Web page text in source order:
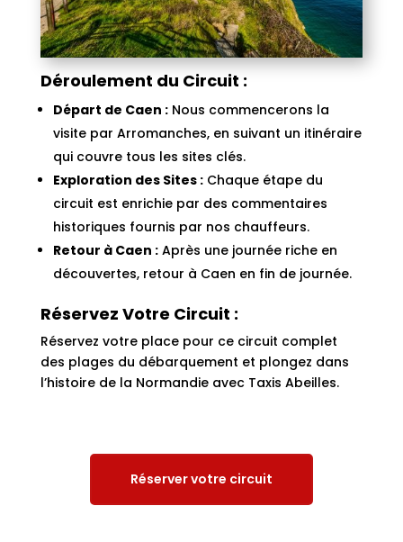
Déroulement du Circuit :
Départ de Caen :Nous commencerons la
visite par Arromanches, en suivant un itinéraire
qui couvre tous les sites clés.
Exploration des Sites :Chaque étape du
circuit est enrichie par des commentaires
historiques fournis par nos chauffeurs.
Retour à Caen :Après une journée riche en
découvertes, retour à Caen en fin de journée.
Réservez Votre Circuit :
Réservez votre place pour ce circuit complet
des plages du débarquement et plongez dans
l’histoire de la Normandie avec Taxis Abeilles.
Réserver votre circuit